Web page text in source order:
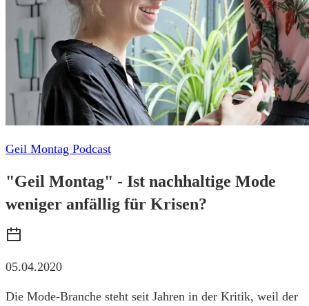
Geil Montag Podcast
"Geil Montag" - Ist nachhaltige Mode
weniger anfällig für Krisen?
05.04.2020
Die Mode-Branche steht seit Jahren in der Kritik, weil der